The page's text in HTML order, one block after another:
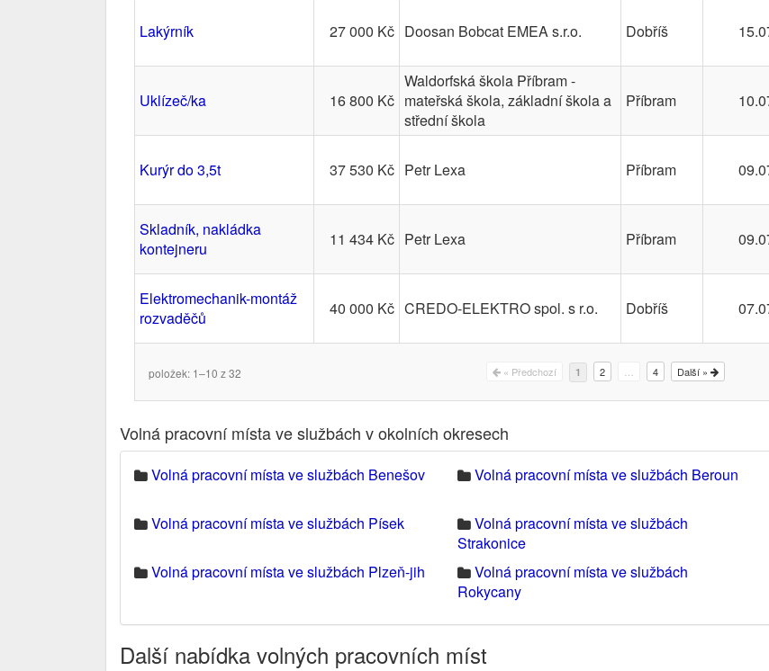
Lakýrník 27 000 Kč Doosan Bobcat EMEA s.r.o. Dobříš
Uklízeč/ka 16 800 Kč
Waldorfská škola Příbram -
mateřská škola, základní škola a
střední škola
Příbram
Kurýr do 3,5t 37 530 Kč Petr Lexa Příbram
Skladník, nakládka
kontejneru
11 434 Kč Petr Lexa Příbram
Elektromechanik-montáž
rozvaděčů
40 000 Kč CREDO-ELEKTRO spol. s r.o. Dobříš
položek: 1–10 z 32 « Předchozí 1 2 4 Další »
Volná pracovní místa ve službách v okolních okresech
Volná pracovní místa ve službách Benešov Volná pracovní místa ve službách Beroun
Volná pracovní místa ve službách Písek
Volná pracovní místa ve službách
Strakonice
Volná pracovní místa ve službách Plzeň-jih
Volná pracovní místa ve službách
Rokycany
Další nabídka volných pracovních míst